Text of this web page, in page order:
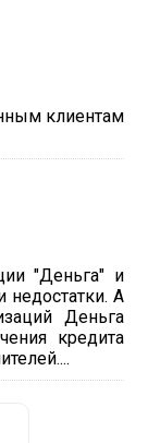
клиентам
"Деньга" и
недостатки. А
Деньга
кредита